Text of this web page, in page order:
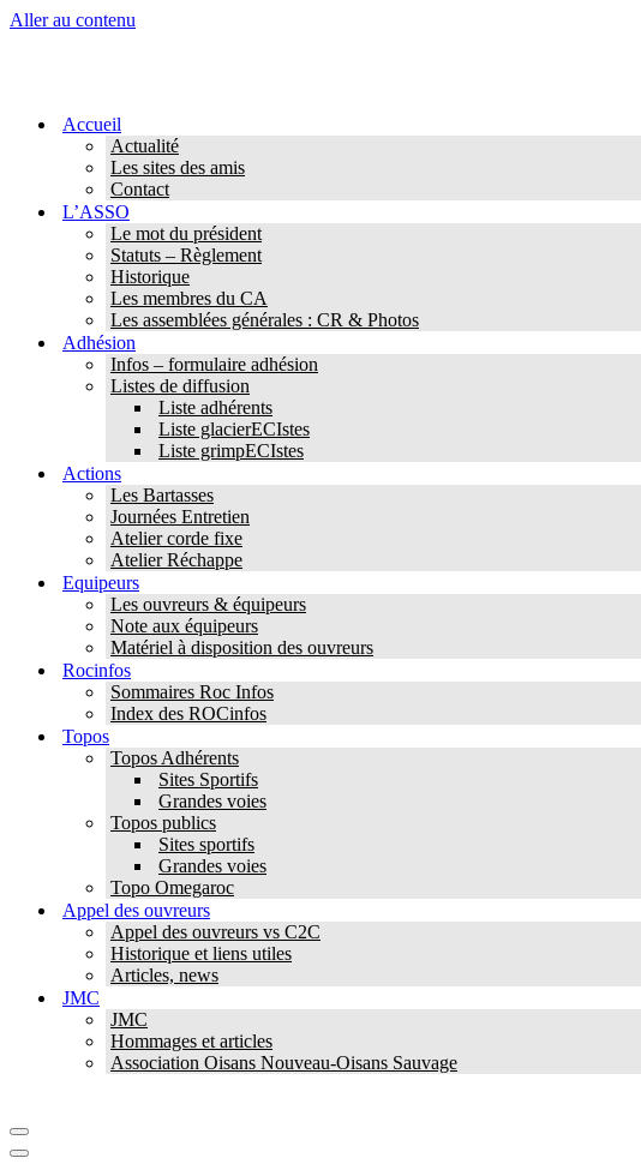
Aller au contenu
Accueil
Actualité
Les sites des amis
Contact
L’ASSO
Le mot du président
Statuts – Règlement
Historique
Les membres du CA
Les assemblées générales : CR & Photos
Adhésion
Infos – formulaire adhésion
Listes de diffusion
Liste adhérents
Liste glacierECIstes
Liste grimpECIstes
Actions
Les Bartasses
Journées Entretien
Atelier corde fixe
Atelier Réchappe
Equipeurs
Les ouvreurs & équipeurs
Note aux équipeurs
Matériel à disposition des ouvreurs
Rocinfos
Sommaires Roc Infos
Index des ROCinfos
Topos
Topos Adhérents
Sites Sportifs
Grandes voies
Topos publics
Sites sportifs
Grandes voies
Topo Omegaroc
Appel des ouvreurs
Appel des ouvreurs vs C2C
Historique et liens utiles
Articles, news
JMC
JMC
Hommages et articles
Association Oisans Nouveau-Oisans Sauvage
Menu
de
Menu